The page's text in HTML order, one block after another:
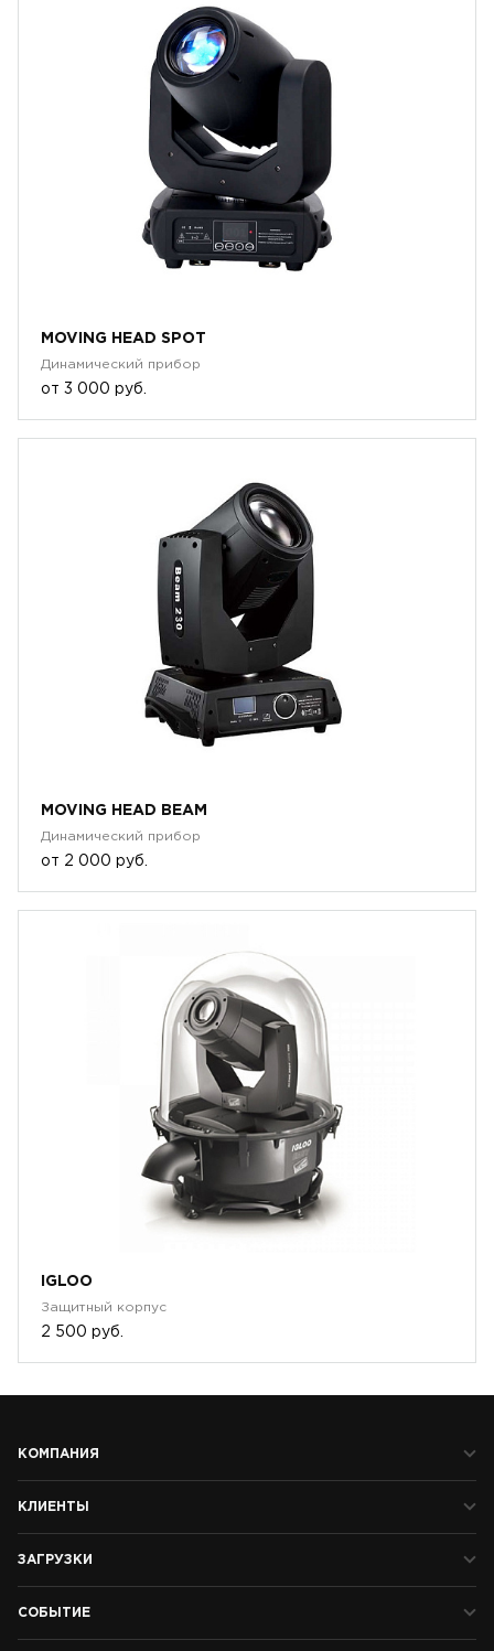
MOVING HEAD SPOT
Динамический прибор
от 3 000 руб.
MOVING HEAD BEAM
Динамический прибор
от 2 000 руб.
IGLOO
Защитный корпус
2 500 руб.
КОМПАНИЯ
КЛИЕНТЫ
ЗАГРУЗКИ
СОБЫТИЕ